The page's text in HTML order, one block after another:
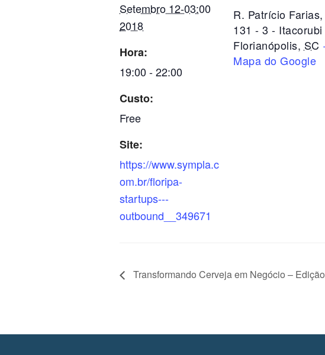
Setembro 12-03:00
2018
Hora:
19:00 - 22:00
Custo:
Free
Site:
https://www.sympla.c
om.br/floripa-
startups---
outbound__349671
R. Patrício Farias,
131 - 3 - Itacorubi
Florianópolis, SC
Mapa do Google
Transformando Cerveja em Negócio –